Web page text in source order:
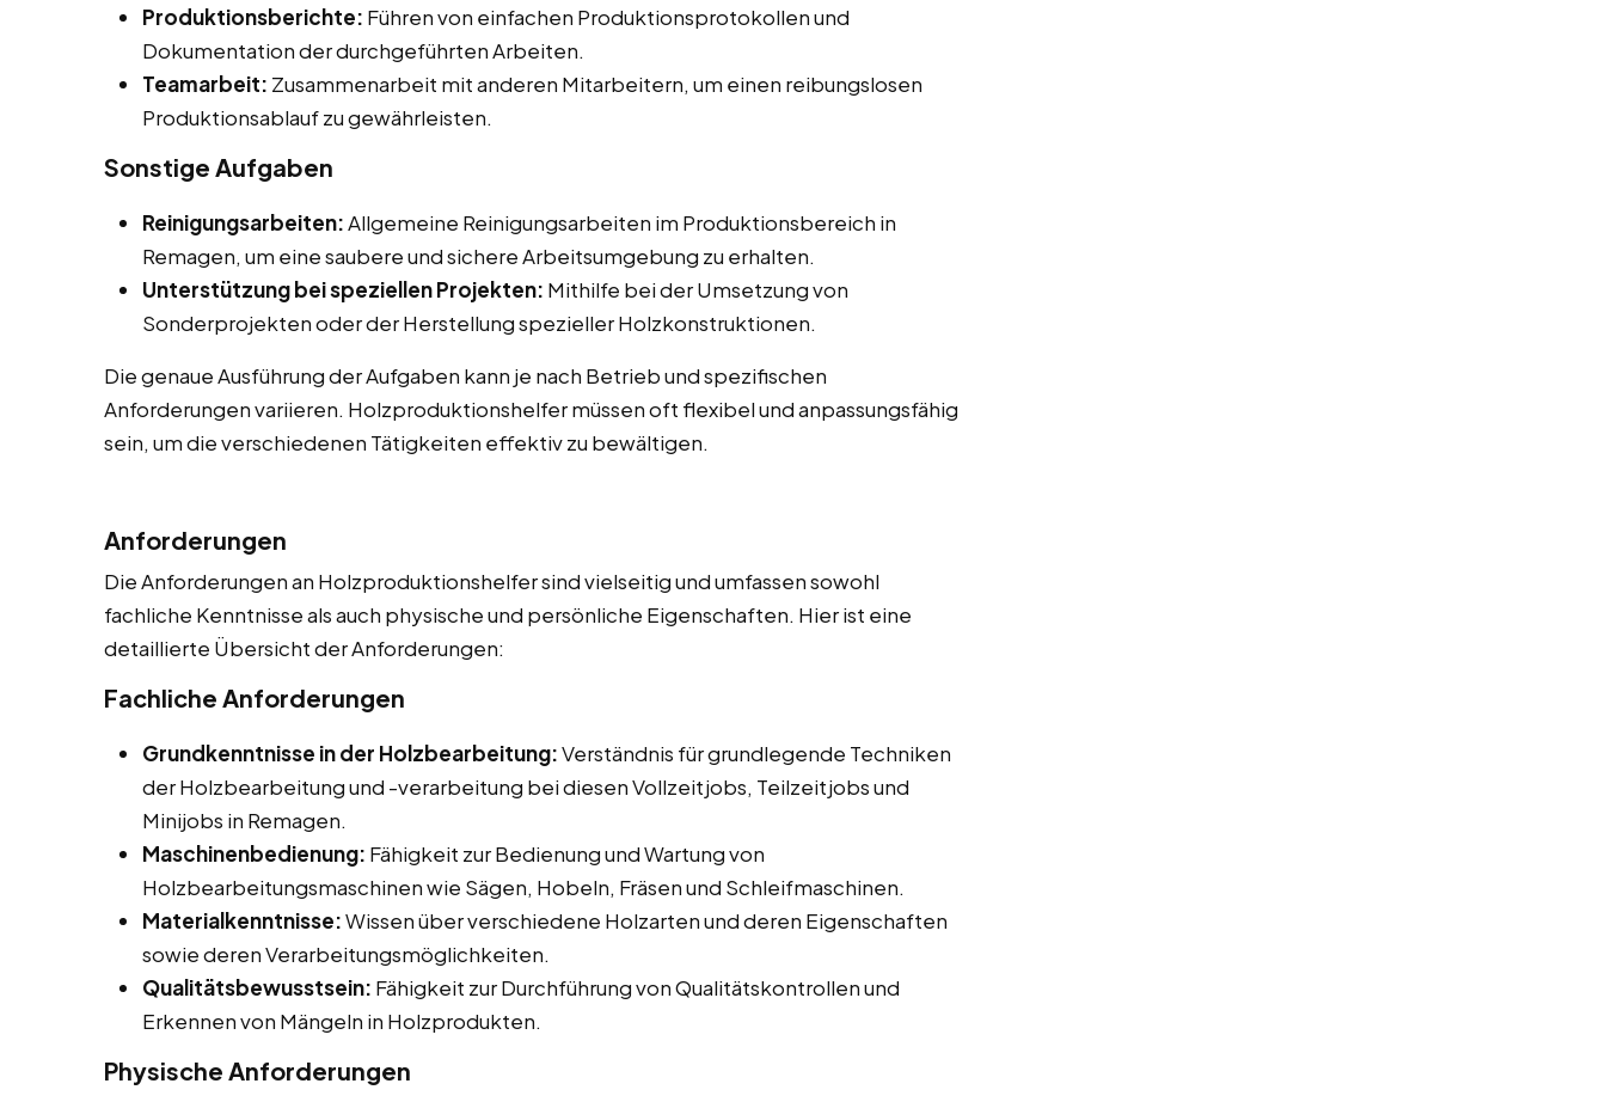
Produktionsberichte: Führen von einfachen Produktionsprotokollen und
Dokumentation der durchgeführten Arbeiten.
Teamarbeit: Zusammenarbeit mit anderen Mitarbeitern, um einen reibungslosen
Produktionsablauf zu gewährleisten.
Sonstige Aufgaben
Reinigungsarbeiten:Allgemeine Reinigungsarbeiten im Produktionsbereich in
Remagen, um eine saubere und sichere Arbeitsumgebung zu erhalten.
Unterstützung bei speziellen Projekten: Mithilfe bei der Umsetzung von
Sonderprojekten oder der Herstellung spezieller Holzkonstruktionen.
Die genaue Ausführung der Aufgaben kann je nach Betrieb und spezifischen
Anforderungen variieren. Holzproduktionshelfer müssen oft flexibel und anpassungsfähig
sein, um die verschiedenen Tätigkeiten effektiv zu bewältigen.
Anforderungen
Die Anforderungen an Holzproduktionshelfer sind vielseitig und umfassen sowohl
fachliche Kenntnisse als auch physische und persönliche Eigenschaften. Hier ist eine
detaillierte Übersicht der Anforderungen:
Fachliche Anforderungen
Grundkenntnisse in der Holzbearbeitung:Verständnis für grundlegende Techniken
der Holzbearbeitung und -verarbeitung bei diesen Vollzeitjobs, Teilzeitjobs und
Minijobs in Remagen.
Maschinenbedienung: Fähigkeit zur Bedienung und Wartung von
Holzbearbeitungsmaschinen wie Sägen, Hobeln, Fräsen und Schleifmaschinen.
Materialkenntnisse:Wissen über verschiedene Holzarten und deren Eigenschaften
sowie deren Verarbeitungsmöglichkeiten.
Qualitätsbewusstsein: Fähigkeit zur Durchführung von Qualitätskontrollen und
Erkennen von Mängeln in Holzprodukten.
Physische Anforderungen